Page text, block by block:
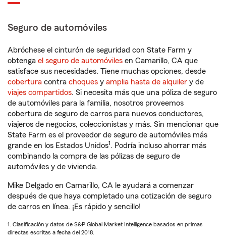
Seguro de automóviles
Abróchese el cinturón de seguridad con State Farm y
obtenga el seguro de automóviles en Camarillo, CA que
satisface sus necesidades. Tiene muchas opciones, desde
cobertura contra choques y amplia hasta de alquiler y de
viajes compartidos. Si necesita más que una póliza de seguro
de automóviles para la familia, nosotros proveemos
cobertura de seguro de carros para nuevos conductores,
viajeros de negocios, coleccionistas y más. Sin mencionar que
State Farm es el proveedor de seguro de automóviles más
grande en los Estados Unidos1. Podría incluso ahorrar más
combinando la compra de las pólizas de seguro de
automóviles y de vivienda.
Mike Delgado en Camarillo, CA le ayudará a comenzar
después de que haya completado una cotización de seguro
de carros en línea. ¡Es rápido y sencillo!
1. Clasificación y datos de S&P Global Market Intelligence basados en primas
directas escritas a fecha del 2018.